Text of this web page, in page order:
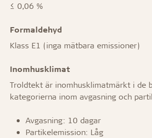
≤ 0,06 %
Formaldehyd
Klass E1 (inga mätbara emissioner)
Inomhusklimat
Troldtekt är inomhusklimatmärkt i de
kategorierna inom avgasning och
Avgasning: 10 dagar
Partikelemission: Låg